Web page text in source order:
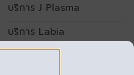
บริการ J Plasma
บริการ Labia